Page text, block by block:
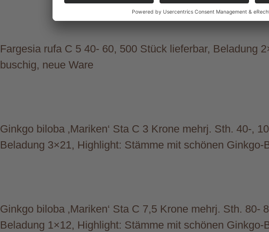
Fargesia rufa C 5 40- 60, 500 Stück lieferbar, Beladung
buschig, neue Ware
Ginkgo biloba ‚Mariken‘ Sta C 3 Krone mehrj. Sth. 40-,
Beladung 3×21, Highlight: Stämme mit schönen Ginkgo-
Ginkgo biloba ‚Mariken‘ Sta C 7,5 Krone mehrj. Sth. 80-
Beladung 1×12, Highlight: Stämme mit schönen Ginkgo-